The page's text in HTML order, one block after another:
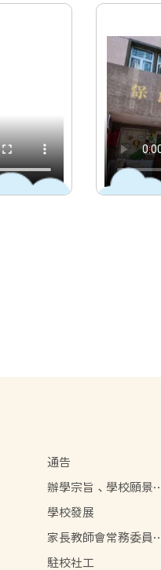
通告
辦學宗旨、學校願景
學校特色
學校發展
家長教師會常務委員
單
駐校社工